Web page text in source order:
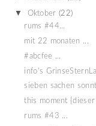
▼ Oktober (22)
rums #44...
mit 22 monaten ...
#abcfee ...
info's
sieben sachen
this moment {dieser
rums #43 ...